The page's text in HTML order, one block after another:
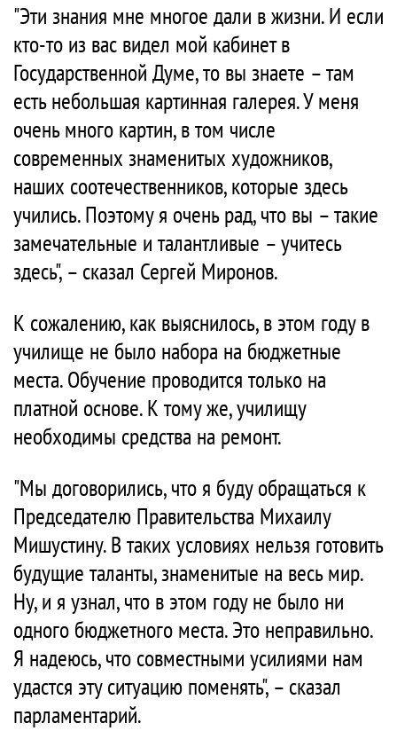
"Эти знания мне многое дали в жизни. И если
кто-то из вас видел мой кабинет в
Государственной Думе, то вы знаете – там
есть небольшая картинная галерея. У меня
очень много картин, в том числе
современных знаменитых художников,
наших соотечественников, которые здесь
учились. Поэтому я очень рад, что вы – такие
замечательные и талантливые – учитесь
здесь", – сказал Сергей Миронов.
К сожалению, как выяснилось, в этом году в
училище не было набора на бюджетные
места. Обучение проводится только на
платной основе. К тому же, училищу
необходимы средства на ремонт.
"Мы договорились, что я буду обращаться к
Председателю Правительства Михаилу
Мишустину. В таких условиях нельзя готовить
будущие таланты, знаменитые на весь мир.
Ну, и я узнал, что в этом году не было ни
одного бюджетного места. Это неправильно.
Я надеюсь, что совместными усилиями нам
удастся эту ситуацию поменять", – сказал
парламентарий.